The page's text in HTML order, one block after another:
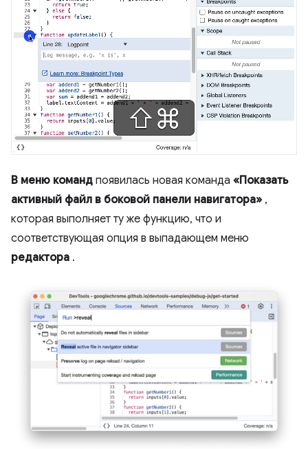
В меню команд появилась новая команда «Показать
активный файл в боковой панели навигатора» ,
которая выполняет ту же функцию, что и
соответствующая опция в выпадающем меню
редактора .